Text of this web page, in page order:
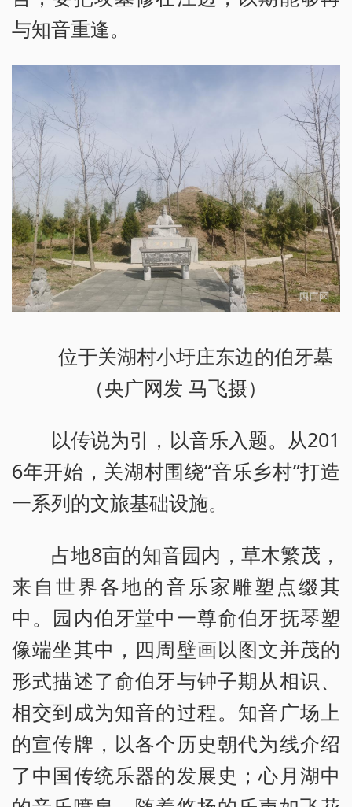
与知音重逢。
位于关湖村小圩庄东边的伯牙墓
（央广网发 马飞摄）
以传说为引，以音乐入题。从201
6年开始，关湖村围绕“音乐乡村”打造
一系列的文旅基础设施。
占地8亩的知音园内，草木繁茂，
来自世界各地的音乐家雕塑点缀其
中。园内伯牙堂中一尊俞伯牙抚琴塑
像端坐其中，四周壁画以图文并茂的
形式描述了俞伯牙与钟子期从相识、
相交到成为知音的过程。知音广场上
的宣传牌，以各个历史朝代为线介绍
了中国传统乐器的发展史；心月湖中